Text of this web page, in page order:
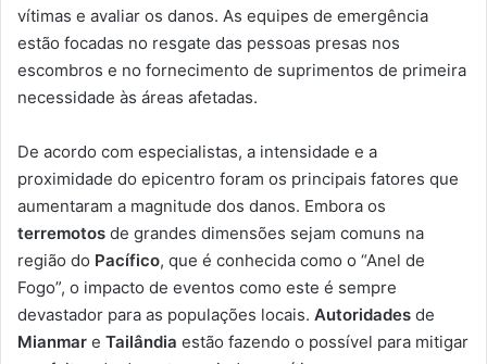
vítimas e avaliar os danos. As equipes de emergência
estão focadas no resgate das pessoas presas nos
escombros e no fornecimento de suprimentos de primeira
necessidade às áreas afetadas.
De acordo com especialistas, a intensidade e a
proximidade do epicentro foram os principais fatores que
aumentaram a magnitude dos danos. Embora os
terremotos de grandes dimensões sejam comuns na
região do Pacífico, que é conhecida como o “Anel de
Fogo”, o impacto de eventos como este é sempre
devastador para as populações locais. Autoridades de
Mianmar e Tailândia estão fazendo o possível para mitigar